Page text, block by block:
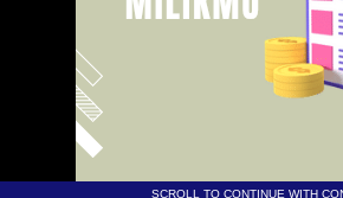
SCROLL TO CONTINUE WITH